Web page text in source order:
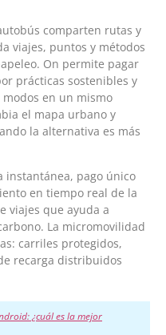
comparten rutas y
viajes, puntos y métodos
On permite pagar
prácticas sostenibles y
en un mismo
el mapa urbano y
la alternativa es más
instantánea, pago único
en tiempo real de la
viajes que ayuda a
La micromovilidad
carriles protegidos,
recarga distribuidos
¿cuál es la mejor